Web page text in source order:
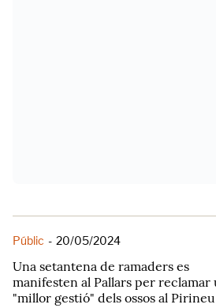
Públic - 20/05/2024
Una setantena de ramaders es
manifesten al Pallars per reclamar
"millor gestió" dels ossos al Pirineu